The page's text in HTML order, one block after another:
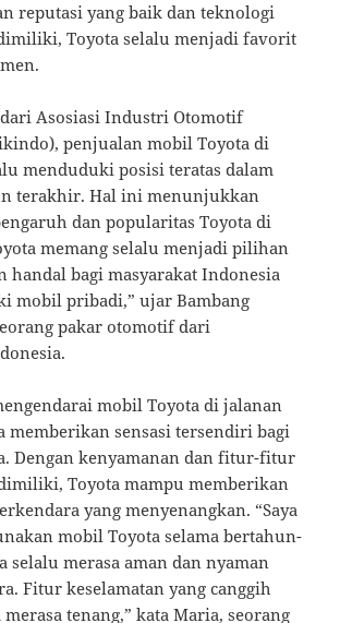
reputasi yang baik dan teknologi
Toyota selalu menjadi favorit
Asosiasi Industri Otomotif
penjualan mobil Toyota di
menduduki posisi teratas dalam
terakhir. Hal ini menunjukkan
dan popularitas Toyota di
memang selalu menjadi pilihan
handal bagi masyarakat Indonesia
mobil pribadi,” ujar Bambang
pakar otomotif dari
mobil Toyota di jalanan
memberikan sensasi tersendiri bagi
Dengan kenyamanan dan fitur-fitur
Toyota mampu memberikan
yang menyenangkan. “Saya
mobil Toyota selama bertahun-
selalu merasa aman dan nyaman
Fitur keselamatan yang canggih
tenang,” kata Maria, seorang